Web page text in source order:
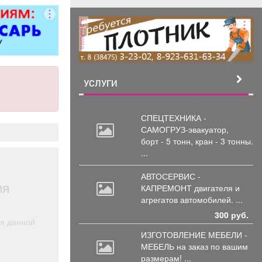
данной
реклама
УСЛУГИ
СПЕЦТЕХНИКА -
САМОГРУЗ-эвакуатор,
борт - 5 тонн, кран - 3 тонны.
...
АВТОСЕРВИС -
КАПРЕМОНТ двигателя и
агрегатов автомобилей. ...
300 руб.
ИЗГОТОВЛЕНИЕ МЕБЕЛИ -
МЕБЕЛЬ на заказ по вашим
размерам! ...